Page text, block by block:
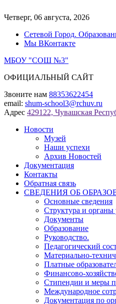
к
Четверг, 06 августа, 2026
Сетевой Город.
Мы ВКонтакте
МБОУ "СОШ №3"
ОФИЦИАЛЬНЫЙ САЙТ
Звоните нам 88353622454
email: shum-school3@rchuv.ru
Адрес 429122, Чувашская
Новости
Музей
Наши успехи
Архив Новостей
Документация
Контакты
Обратная связь
СВЕДЕНИЯ ОБ
Основные сведения
Структура и органы
Документы
Образование
Руководство.
Педагогический
Материально-
Платные
Финансово-
Стипендии и меры
Международное
Документация по